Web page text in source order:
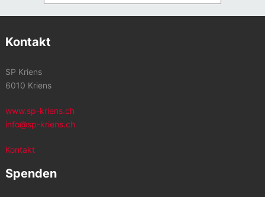
Kontakt
SP Kriens
6010 Kriens
www.sp-kriens.ch
info@sp-kriens.ch
Kontakt
Spenden